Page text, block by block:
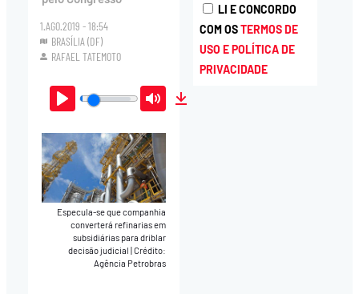
1.AGO.2019 - 18:54
BRASÍLIA (DF)
RAFAEL TATEMOTO
Play Mute
Especula-se que companhia
converterá refinarias em
subsidiárias para driblar
decisão judicial Crédito:
Agência Petrobras
LI E CONCORDO
COM OSTERMOS DE
USO E POLÍTICA DE
PRIVACIDADE